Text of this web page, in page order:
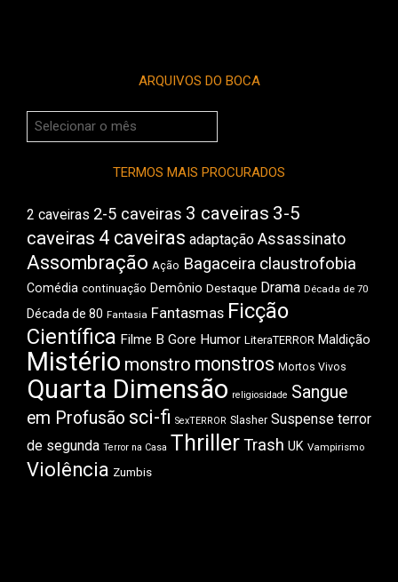
ARQUIVOS DO BOCA
Arquivos
do
TERMOS MAIS PROCURADOS
2 caveiras 2-5 caveiras 3 caveiras 3-5
caveiras 4 caveiras adaptação Assassinato
Assombração Ação Bagaceira claustrofobia
Comédia continuação Demônio Destaque Drama Década de 70
Década de 80 Fantasia Fantasmas Ficção
Científica Filme B Gore Humor LiteraTERROR Maldição
Mistério monstro monstros Mortos Vivos
Quarta Dimensão religiosidade Sangue
em Profusão sci-fi SexTERROR Slasher Suspense terror
de segunda Terror na Casa ThrillerTrash UK Vampirismo
Violência Zumbis